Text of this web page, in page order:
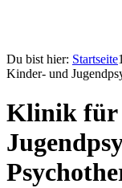
Du bist hier: Startseite1
Kinder- und
Klinik für